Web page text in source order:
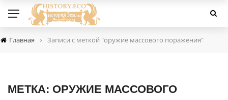
Главная › Записи с меткой "оружие массового поражения"
МЕТКА: ОРУЖИЕ МАССОВОГО